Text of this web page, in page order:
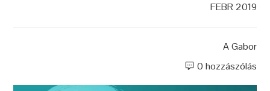
FEBR 2019
AGabor
0 hozzászólás